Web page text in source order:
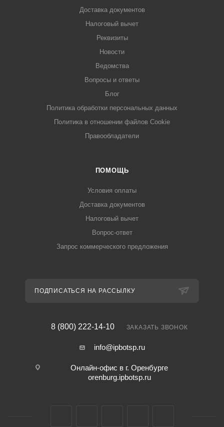
Доставка документов
Налоговый вычет
Реквизиты
Новости
Ведомства
Вопросы и ответы
Блог
Политика обработки персональных данных
Политика в отношении файлов Cookie
Правообладатели
ПОМОЩЬ
Условия оплаты
Доставка документов
Налоговый вычет
Вопрос-ответ
Запрос коммерческого предложения
ПОДПИСАТЬСЯ НА РАССЫЛКУ
8 (800) 222-14-10 ЗАКАЗАТЬ ЗВОНОК
info@ipbotsp.ru
Онлайн-офис в г. Оренбурге
orenburg.ipbotsp.ru